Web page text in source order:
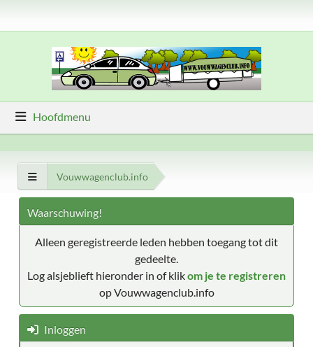
Hoofdmenu
Vouwwagenclub.info
Waarschuwing!
Alleen geregistreerde leden hebben toegang tot dit
gedeelte.
Log alsjeblieft hieronder in of klikom je te registreren
op Vouwwagenclub.info
Inloggen